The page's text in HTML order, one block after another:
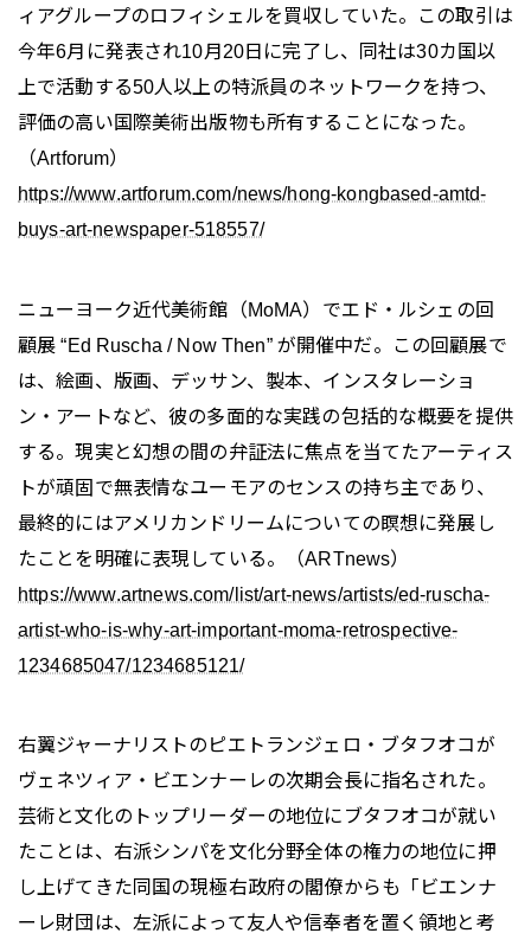
ィアグループのロフィシェルを買収していた。この取引は
今年6月に発表され10月20日に完了し、同社は30カ国以
上で活動する50人以上の特派員のネットワークを持つ、
評価の高い国際美術出版物も所有することになった。
（Artforum）
https://www.artforum.com/news/hong-kongbased-amtd-
buys-art-newspaper-518557/
ニューヨーク近代美術館（MoMA）でエド・ルシェの回
顧展 “Ed Ruscha / Now Then” が開催中だ。この回顧展で
は、絵画、版画、デッサン、製本、インスタレーショ
ン・アートなど、彼の多面的な実践の包括的な概要を提供
する。現実と幻想の間の弁証法に焦点を当てたアーティス
トが頑固で無表情なユーモアのセンスの持ち主であり、
最終的にはアメリカンドリームについての瞑想に発展し
たことを明確に表現している。（ARTnews）
https://www.artnews.com/list/art-news/artists/ed-ruscha-
artist-who-is-why-art-important-moma-retrospective-
1234685047/1234685121/
右翼ジャーナリストのピエトランジェロ・ブタフオコが
ヴェネツィア・ビエンナーレの次期会長に指名された。
芸術と文化のトップリーダーの地位にブタフオコが就い
たことは、右派シンパを文化分野全体の権力の地位に押
し上げてきた同国の現極右政府の閣僚からも「ビエンナ
ーレ財団は、左派によって友人や信奉者を置く領地と考